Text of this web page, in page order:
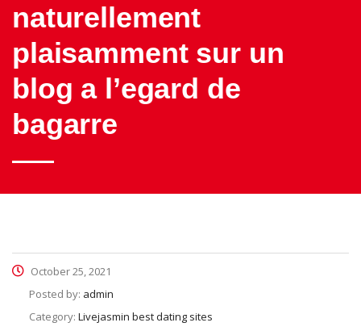
naturellement
plaisamment sur un
blog a l’egard de
bagarre
October 25, 2021
Posted by: admin
Category: Livejasmin best dating sites